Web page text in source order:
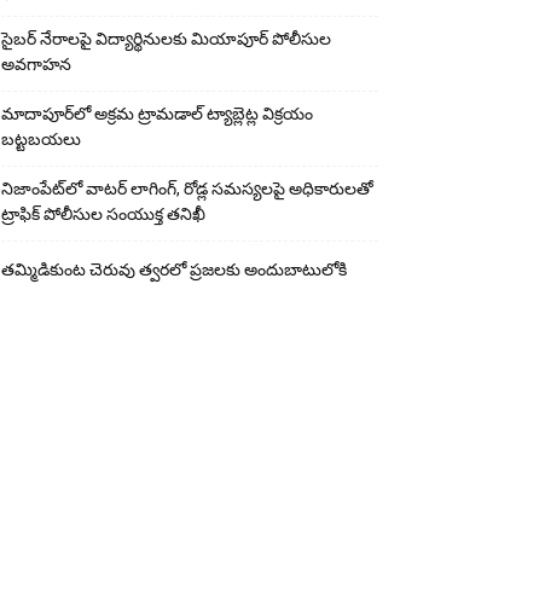
సైబర్ నేరాలపై విద్యార్థినులకు మియాపూర్ పోలీసుల
అవగాహన
మాదాపూర్‌లో అక్రమ ట్రామడాల్ ట్యాబ్లెట్ల విక్రయం
బట్టబయలు
నిజాంపేట్‌లో వాటర్ లాగింగ్, రోడ్ల సమస్యలపై అధికారులతో
ట్రాఫిక్ పోలీసుల సంయుక్త తనిఖీ
తమ్మిడికుంట చెరువు త్వరలో ప్రజలకు అందుబాటులోకి